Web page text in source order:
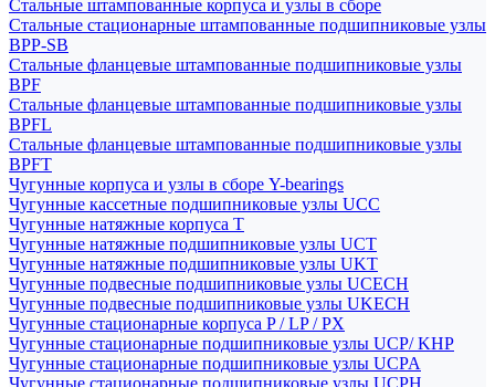
Стальные штампованные корпуса и узлы в сборе
Стальные стационарные штампованные подшипниковые узлы
BPP-SB
Стальные фланцевые штампованные подшипниковые узлы
BPF
Стальные фланцевые штампованные подшипниковые узлы
BPFL
Стальные фланцевые штампованные подшипниковые узлы
BPFT
Чугунные корпуса и узлы в сборе Y-bearings
Чугунные кассетные подшипниковые узлы UCC
Чугунные натяжные корпуса T
Чугунные натяжные подшипниковые узлы UCT
Чугунные натяжные подшипниковые узлы UKT
Чугунные подвесные подшипниковые узлы UCECH
Чугунные подвесные подшипниковые узлы UKECH
Чугунные стационарные корпуса P / LP / PX
Чугунные стационарные подшипниковые узлы UCP/ KHP
Чугунные стационарные подшипниковые узлы UCPA
Чугунные стационарные подшипниковые узлы UCPH